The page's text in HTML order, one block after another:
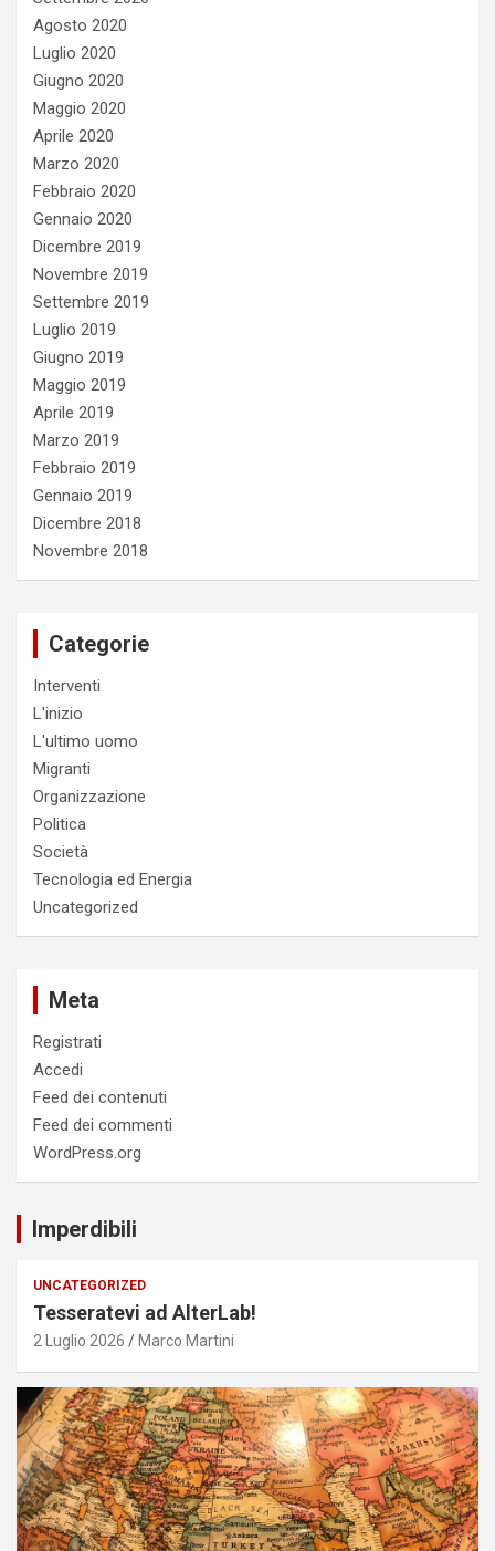
Agosto 2020
Luglio 2020
Giugno 2020
Maggio 2020
Aprile 2020
Marzo 2020
Febbraio 2020
Gennaio 2020
Dicembre 2019
Novembre 2019
Settembre 2019
Luglio 2019
Giugno 2019
Maggio 2019
Aprile 2019
Marzo 2019
Febbraio 2019
Gennaio 2019
Dicembre 2018
Novembre 2018
Categorie
Interventi
L'inizio
L'ultimo uomo
Migranti
Organizzazione
Politica
Società
Tecnologia ed Energia
Uncategorized
Meta
Registrati
Accedi
Feed dei contenuti
Feed dei commenti
WordPress.org
Imperdibili
UNCATEGORIZED
Tesseratevi ad AlterLab!
2 Luglio 2026 Marco Martini